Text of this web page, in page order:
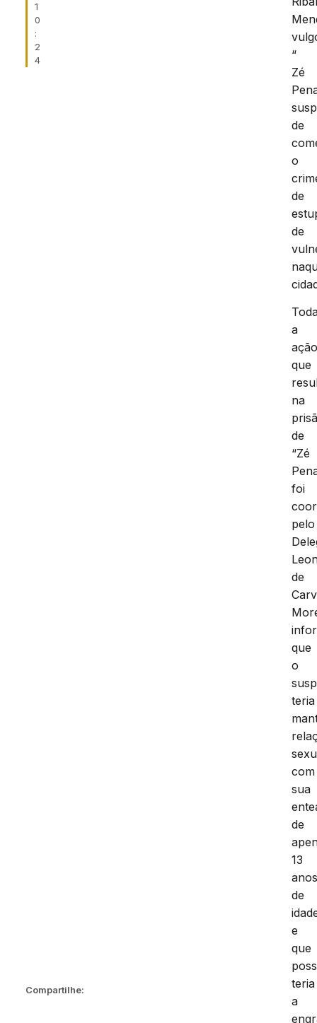
1
0
:
2
4
Compartilhe:
“
Zé
de
o
de
de
a
que
na
de
“Zé
foi
pelo
de
que
o
teria
com
sua
de
13
de
e
que
teria
a